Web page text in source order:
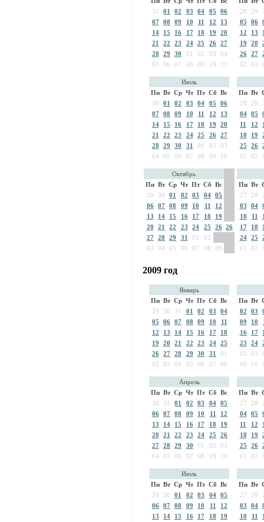
31
01 02 03 04 05
06
07
08 09 10 11 12
13
14
15 16 17 18 19
20
21
22 23 24 25 26 27
28
29 30 01 02 03
04
05
06 07 08 09 10 11
28
29
05
06
12
13
19
20
26
27
02
03
Июль
Пн Вт Ср Чт Пт Сб Вс
30
01 02 03 04 05
06
07
08 09 10 11 12
13
14
15 16 17 18 19
20
21
22 23 24 25 26 27
28
29 30 31 01 02
03
04
05 06 07 08 09 10
Пн Вт
28
29
04
05
11
12
18
19
25
26
01
02
Октябрь
Пн Вт Ср Чт Пт Сб Вс
29
30 01 02 03 04 05
06
07 08 09 10 11
12
13
14 15 16 17 18
19
20
21 22 23 24 25 26 26
27
28 29 31 01
02
03
04 05 06 07 08 09
Пн Вт
27
28
03
04
10
11
17
18
24
25
01
02
2009 год
Январь
Пн Вт Ср Чт Пт Сб Вс
29
30 31 01 02 03
04
05
06 07 08 09 10
11
12
13 14 15 16 17
18
19
20 21 22 23 24 25
26
27 28 29 30 31
01
02
03 04 05 06 07 08
Пн Вт
02
03
09
10
16
17
23
24
02
03
09
10
Апрель
Пн Вт Ср Чт Пт Сб Вс
30
31 01 02 03 04 05
06
07 08 09 10 11
12
13
14 15 16 17 18
19
20
21 22 23 24 25
26
27
28 29 30 01 02
03
04
05 06 07 08 09 10
Пн Вт
27
28
04
05
11
12
18
19
25
26
01
02
Июль
Пн Вт Ср Чт Пт Сб Вс
29
30 01 02 03 04 05
06
07 08 09 10 11
12
13
14 15 16 17 18
19
Пн Вт
27
28
03
04
10
11